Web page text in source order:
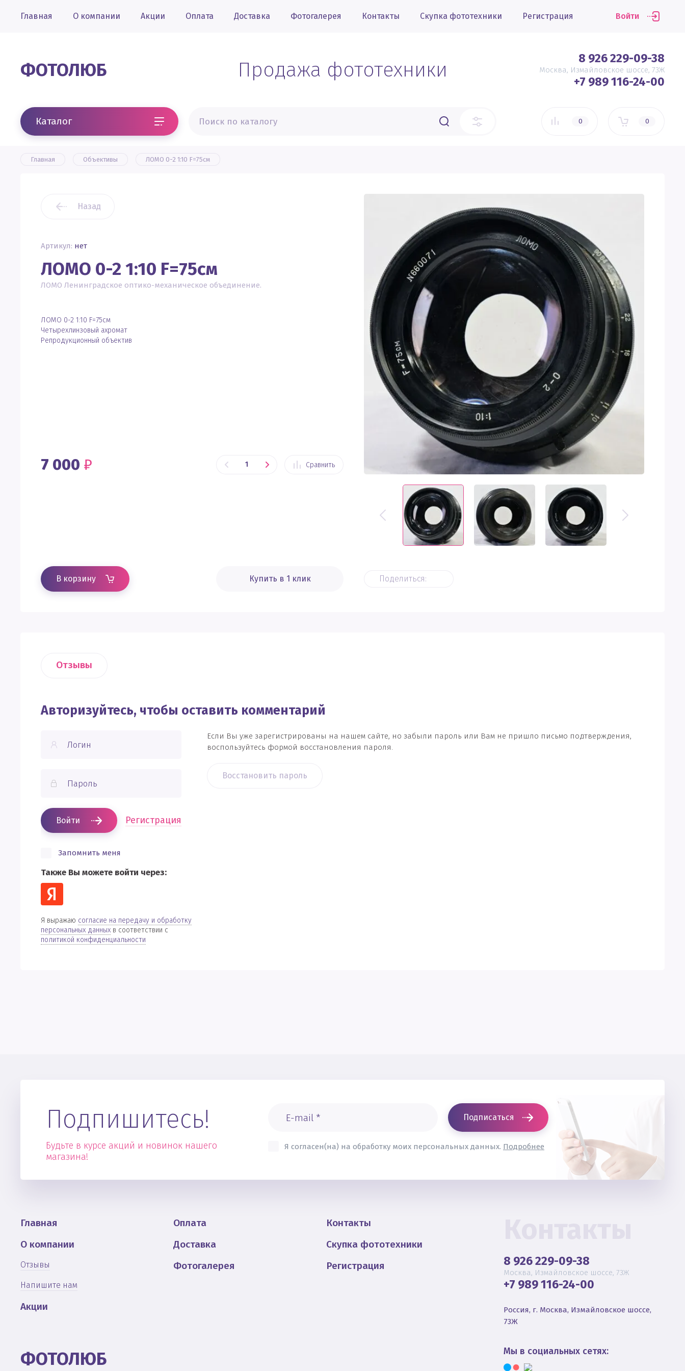
Главная О компании Акции Оплата Доставка Фотогалерея Контакты Скупка фототехники Регистрация Войти
ФОТОЛЮБ Продажа фототехники 8 926 229-09-38
Москва, Измайловское шоссе, 73Ж
+7 989 116-24-00
Каталог 0 0
Главная Объективы ЛОМО 0-2 1:10 F=75см
Назад
Артикул: нет
ЛОМО 0-2 1:10 F=75см
ЛОМО Ленинградское оптико-механическое объединение.
ЛОМО 0-2 1:10 F=75см
Четырехлинзовый ахромат
Репродукционный объектив
7 000 ₽ Сравнить
В корзину Купить в 1 клик Поделиться:
Отзывы
Авторизуйтесь, чтобы оставить комментарий
Войти Регистрация
Запомнить меня
Если Вы уже зарегистрированы на нашем сайте, но забыли пароль или Вам не пришло письмо подтверждения,
воспользуйтесь формой восстановления пароля.
Восстановить пароль
Также Вы можете войти через:
Я выражаю согласие на передачу и обработку
персональных данных в соответствии с
политикой конфиденциальности
Подпишитесь!
Будьте в курсе акций и новинок нашего
магазина!
Я согласен(на) на обработку моих персональных данных. Подробнее
Подписаться
Главная
О компании
Отзывы
Напишите нам
Акции
Оплата
Доставка
Фотогалерея
Контакты
Скупка фототехники
Регистрация
ФОТОЛЮБ
8 926 229-09-38
Москва, Измайловское шоссе, 73Ж
+7 989 116-24-00
Россия, г. Москва, Измайловское шоссе,
73Ж
Мы в социальных сетях: